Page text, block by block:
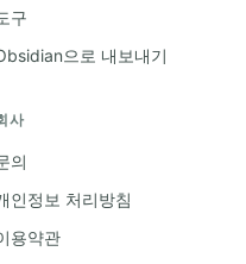
구
으로 내보내기
사
의
인정보 처리방침
용약관